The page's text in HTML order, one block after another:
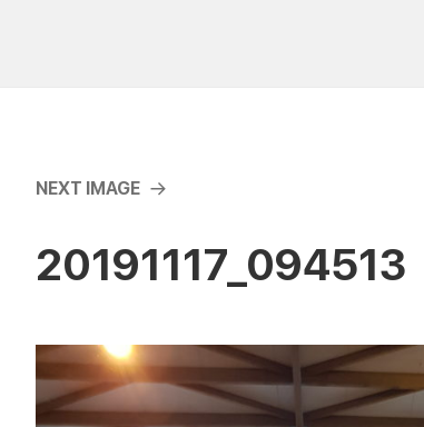
NEXT IMAGE
20191117_094513